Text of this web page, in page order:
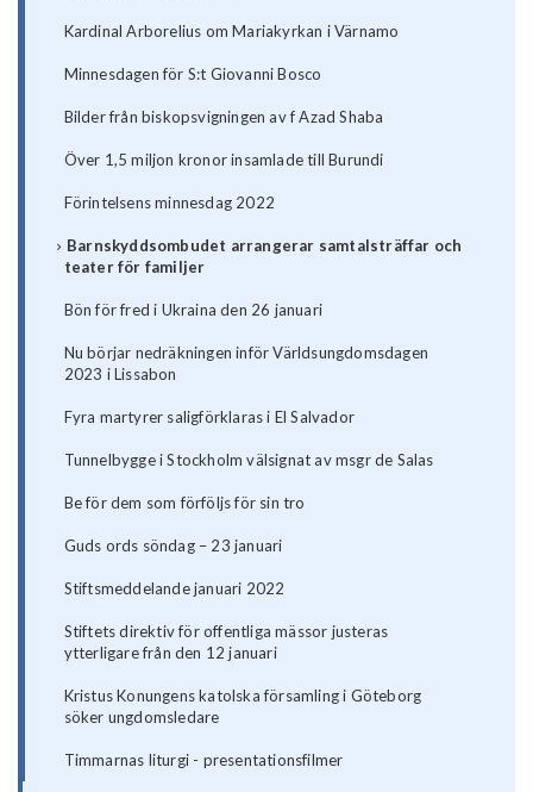
Kardinal Arborelius om Mariakyrkan i Värnamo
Minnesdagen för S:t Giovanni Bosco
Bilder från biskopsvigningen av f Azad Shaba
Över 1,5 miljon kronor insamlade till Burundi
Förintelsens minnesdag 2022
Barnskyddsombudet arrangerar samtalsträffar och
teater för familjer
Bön för fred i Ukraina den 26 januari
Nu börjar nedräkningen inför Världsungdomsdagen
2023 i Lissabon
Fyra martyrer saligförklaras i El Salvador
Tunnelbygge i Stockholm välsignat av msgr de Salas
Be för dem som förföljs för sin tro
Guds ords söndag – 23 januari
Stiftsmeddelande januari 2022
Stiftets direktiv för offentliga mässor justeras
ytterligare från den 12 januari
Kristus Konungens katolska församling i Göteborg
söker ungdomsledare
Timmarnas liturgi - presentationsfilmer